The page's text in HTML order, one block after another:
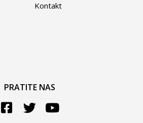
Kontakt
PRATITE NAS